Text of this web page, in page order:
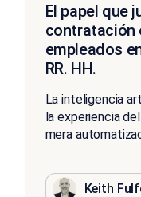
El papel que
contratación
empleados
RR. HH.
La inteligencia
la experiencia
mera
Keith